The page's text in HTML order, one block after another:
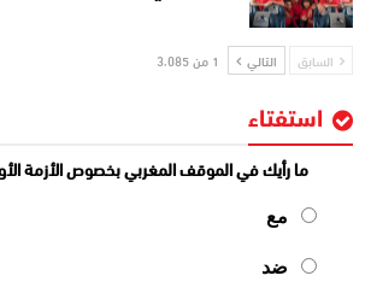
السابق التالي 1 من 3٬085
استفتاء
ما رأيك في الموقف المغربي بخصوص الأزمة
مع
ضد